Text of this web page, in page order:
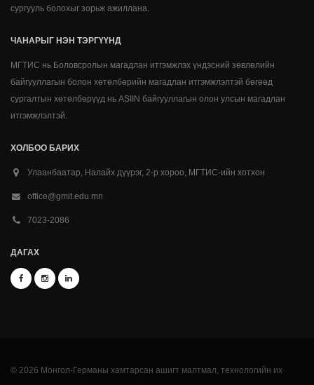
сургууль болохыг зорьж ажиллана.
ЧАНАРЫГ НЭН ТЭРГҮҮНД
МГТИС нь Боловсролын магадлан итгэмжлэх үндэсний зөвлөлийн
байгууллагын болон хөтөлбөрийн магадлан итгэмжлэлтэй бөгөөд
сургалтын хөтөлбөрүүд нь ASIIN байгууллагын олон улсын магадлан
итгэмжлэлтэй.
ХОЛБОО БАРИХ
Улаанбаатар, Налайх дүүрэг, 2-р хороо, МГТИС-ийн хотхон
office@gmit.edu.mn
7023-2086
ДАГАХ
© 2026 Монгол-Германы хамтарсан ашигт малтмал, технологийн их